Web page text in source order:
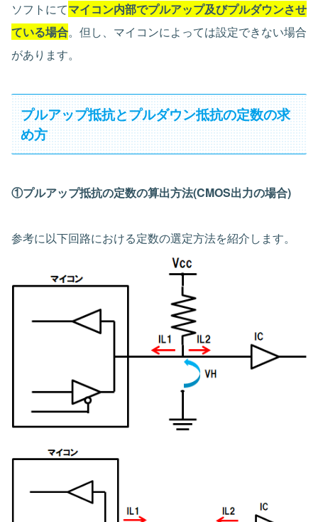
ソフトにてマイコン内部でプルアップ及びプルダウンさせ
ている場合。但し、マイコンによっては設定できない場合
があります。
プルアップ抵抗とプルダウン抵抗の定数の求
め方
①プルアップ抵抗の定数の算出方法(CMOS出力の場合)
参考に以下回路における定数の選定方法を紹介します。